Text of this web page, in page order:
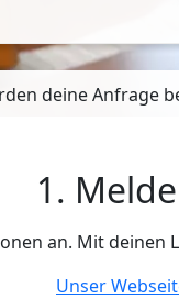
deine Anfrage
1.
an. Mit
Unser